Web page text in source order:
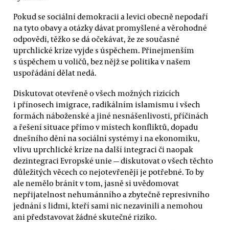
Pokud se sociální demokracii a levici obecně nepodaří
na tyto obavy a otázky dávat promyšlené a věrohodné
odpovědi, těžko se dá očekávat, že ze současné
uprchlické krize vyjde s úspěchem. Přinejmenším
s úspěchem u voličů, bez nějž se politika v našem
uspořádání dělat nedá.
Diskutovat otevřeně o všech možných rizicích
i přínosech imigrace, radikálním islamismu i všech
formách náboženské a jiné nesnášenlivosti, příčinách
a řešení situace přímo v místech konfliktů, dopadu
dnešního dění na sociální systémy i na ekonomiku,
vlivu uprchlické krize na další integraci či naopak
dezintegraci Evropské unie — diskutovat o všech těchto
důležitých věcech co nejotevřeněji je potřebné. To by
ale nemělo bránit v tom, jasně si uvědomovat
nepřijatelnost nehumánního a zbytečně represivního
jednání s lidmi, kteří sami nic nezavinili a nemohou
ani představovat žádné skutečné riziko.